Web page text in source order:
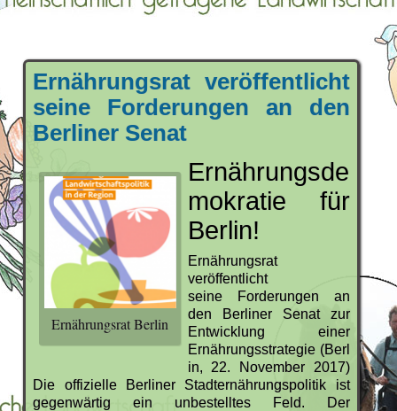
Ernährungsrat veröffentlicht
seine Forderungen an den
Berliner Senat
Ernährungsrat Berlin
Ernährungsde
mokratie für
Berlin!
Ernährungsrat
veröffentlicht
seine Forderungen an
den Berliner Senat zur
Entwicklung einer
Ernährungsstrategie (Berl
in, 22. November 2017)
Die offizielle Berliner Stadternährungspolitik ist
gegenwärtig ein unbestelltes Feld. Der